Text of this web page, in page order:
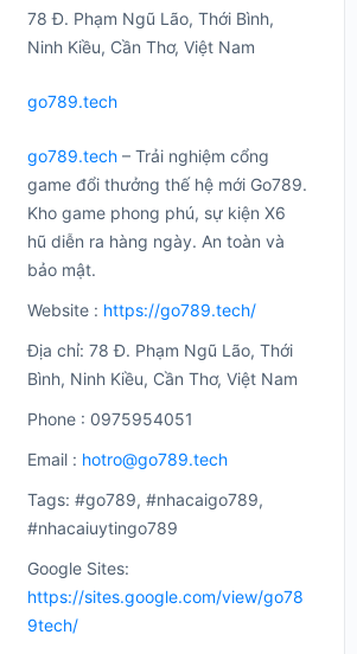
78 Đ. Phạm Ngũ Lão, Thới Bình,
Ninh Kiều, Cần Thơ, Việt Nam
go789.tech
go789.tech – Trải nghiệm cổng
game đổi thưởng thế hệ mới Go789.
Kho game phong phú, sự kiện X6
hũ diễn ra hàng ngày. An toàn và
bảo mật.
Website : https://go789.tech/
Địa chỉ: 78 Đ. Phạm Ngũ Lão, Thới
Bình, Ninh Kiều, Cần Thơ, Việt Nam
Phone : 0975954051
Email : hotro@go789.tech
Tags: #go789, #nhacaigo789,
#nhacaiuytingo789
Google Sites:
https://sites.google.com/view/go78
9tech/